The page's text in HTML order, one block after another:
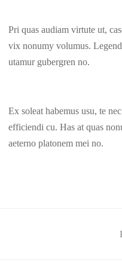
Pri quas audiam virtute ut,
vix nonumy volumus.
utamur gubergren no.
Ex soleat habemus usu, te
efficiendi cu. Has at quas
aeterno platonem mei no.